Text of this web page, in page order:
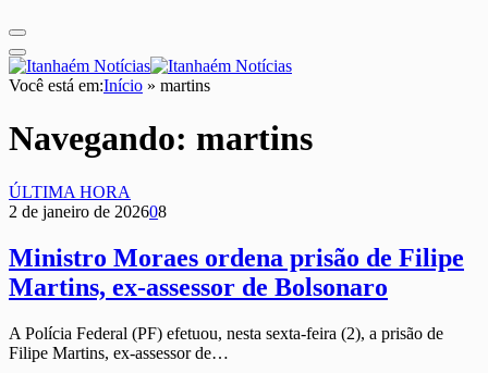
Você está em:Início » martins
Navegando: martins
ÚLTIMA HORA
2 de janeiro de 202608
Ministro Moraes ordena prisão de Filipe
Martins, ex-assessor de Bolsonaro
A Polícia Federal (PF) efetuou, nesta sexta-feira (2), a prisão de
Filipe Martins, ex-assessor de…